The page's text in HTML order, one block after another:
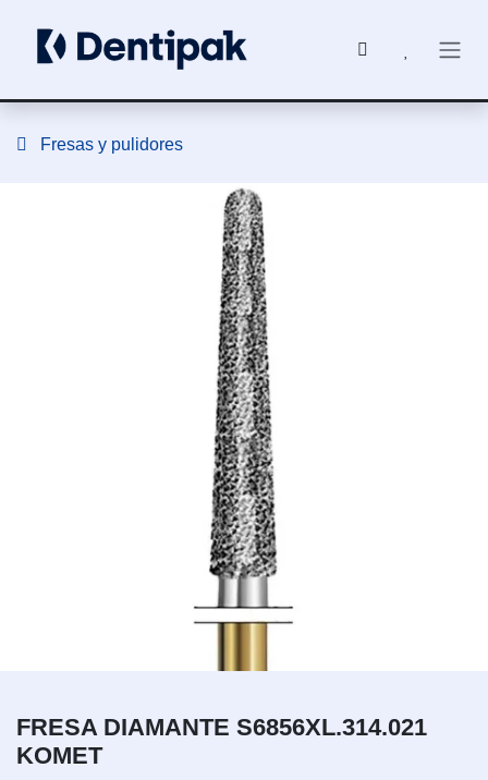
Fresas y pulidores
FRESA DIAMANTE S6856XL.314.021
KOMET